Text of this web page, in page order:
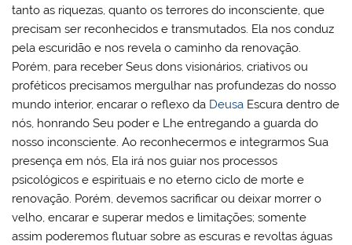
tanto as riquezas, quanto os terrores do inconsciente, que
precisam ser reconhecidos e transmutados. Ela nos conduz
pela escuridão e nos revela o caminho da renovação.
Porém, para receber Seus dons visionários, criativos ou
proféticos precisamos mergulhar nas profundezas do nosso
mundo interior, encarar o reflexo da Deusa Escura dentro de
nós, honrando Seu poder e Lhe entregando a guarda do
nosso inconsciente. Ao reconhecermos e integrarmos Sua
presença em nós, Ela irá nos guiar nos processos
psicológicos e espirituais e no eterno ciclo de morte e
renovação. Porém, devemos sacrificar ou deixar morrer o
velho, encarar e superar medos e limitações; somente
assim poderemos flutuar sobre as escuras e revoltas águas